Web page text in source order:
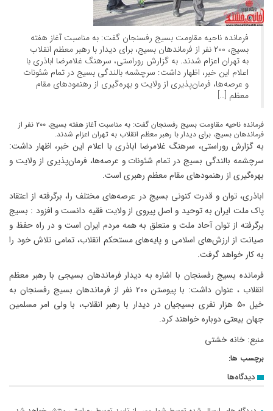
فرمانده ناحیه مقاومت بسیج رفسنجان گفت: به مناسبت آغاز هفته
بسیج، ۲۰۰ نفر از فرماندهان بسیج، برای دیدار با رهبر معظم انقلاب
به تهران اعزام شدند. به گزارش روراستی، سرهنگ غلامرضا اباذری با
اعلام این خبر، اظهار داشت: سرچشمه بالندگی بسیج در تمام شئونات
و عرصه‌ها، فرمان‌پذیری از ولایت و بهره‌گیری از رهنمودهای مقام
معظم […]
فرمانده ناحیه مقاومت بسیج رفسنجان گفت: به مناسبت آغاز هفته بسیج، ۲۰۰ نفر از
فرماندهان بسیج، برای دیدار با رهبر معظم انقلاب به تهران اعزام شدند.
به گزارش روراستی، سرهنگ غلامرضا اباذری با اعلام این خبر، اظهار داشت:
سرچشمه بالندگی بسیج در تمام شئونات و عرصه‌ها، فرمان‌پذیری از ولایت و
بهره‌گیری از رهنمودهای مقام معظم رهبری است.
اباذری، توان و قدرت کنونی بسیج در عرصه‌های مختلف را، برگرفته از اعتقاد
پاک ملت ایران به توحید و اصل پیروی از ولایت فقیه دانست و افزود : بسیج
برگرفته از توان آحاد ملت و متعلق به همه مردم ایران است و در راه حفظ و
صیانت از ارزش‌های اسلامی و پایه‌های مستحکم انقلاب، تمامی تلاش خود را
به کار خواهد گرفت.
فرمانده بسیج رفسنجان با اشاره به دیدار فرماندهان بسیجی با رهبر معظم
انقلاب ، عنوان داشت: با پیوستن ۲۰۰ نفر از فرماندهان بسیج رفسنجان به
خیل ۵۰ هزار نفری بسیجیان در دیدار با رهبر انقلاب، با ولی امر مسلمین
جهان بیعتی دوباره خواهند کرد.
منبع: خانه خشتی
برچسب ها:
دیدگاه‌ها